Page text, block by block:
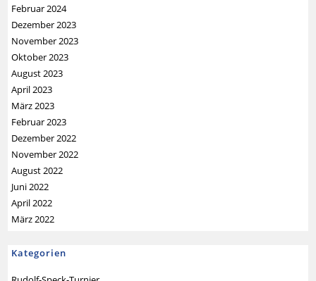
Februar 2024
Dezember 2023
November 2023
Oktober 2023
August 2023
April 2023
März 2023
Februar 2023
Dezember 2022
November 2022
August 2022
Juni 2022
April 2022
März 2022
Kategorien